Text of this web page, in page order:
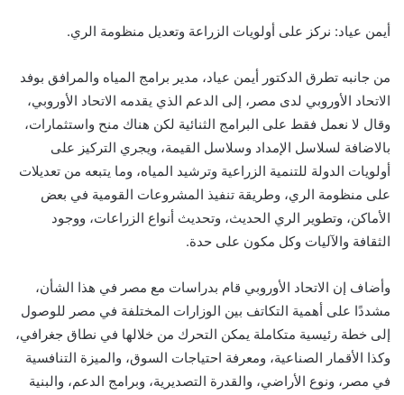
أيمن عياد: نركز على أولويات الزراعة وتعديل منظومة الري.
من جانبه تطرق الدكتور أيمن عياد، مدير برامج المياه والمرافق بوفد
الاتحاد الأوروبي لدى مصر، إلى الدعم الذي يقدمه الاتحاد الأوروبي،
وقال لا نعمل فقط على البرامج الثنائية لكن هناك منح واستثمارات،
بالاضافة لسلاسل الإمداد وسلاسل القيمة، ويجري التركيز على
أولويات الدولة للتنمية الزراعية وترشيد المياه، وما يتبعه من تعديلات
على منظومة الري، وطريقة تنفيذ المشروعات القومية في بعض
الأماكن، وتطوير الري الحديث، وتحديث أنواع الزراعات، ووجود
الثقافة والآليات وكل مكون على حدة.
وأضاف إن الاتحاد الأوروبي قام بدراسات مع مصر في هذا الشأن،
مشددًا على أهمية التكاتف بين الوزارات المختلفة في مصر للوصول
إلى خطة رئيسية متكاملة يمكن التحرك من خلالها في نطاق جغرافي،
وكذا الأقمار الصناعية، ومعرفة احتياجات السوق، والميزة التنافسية
في مصر، ونوع الأراضي، والقدرة التصديرية، وبرامج الدعم، والبنية